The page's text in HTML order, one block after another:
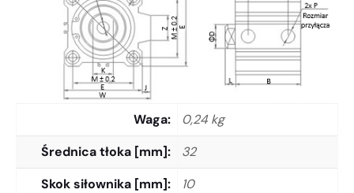
Waga
0,24 kg
Średnica tłoka [mm]
32
Skok siłownika [mm]
10